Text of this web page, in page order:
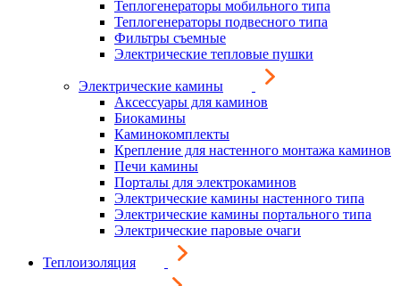
Теплогенераторы мобильного типа
Теплогенераторы подвесного типа
Фильтры съемные
Электрические тепловые пушки
Электрические камины
Аксессуары для каминов
Биокамины
Каминокомплекты
Крепление для настенного монтажа каминов
Печи камины
Порталы для электрокаминов
Электрические камины настенного типа
Электрические камины портального типа
Электрические паровые очаги
Теплоизоляция